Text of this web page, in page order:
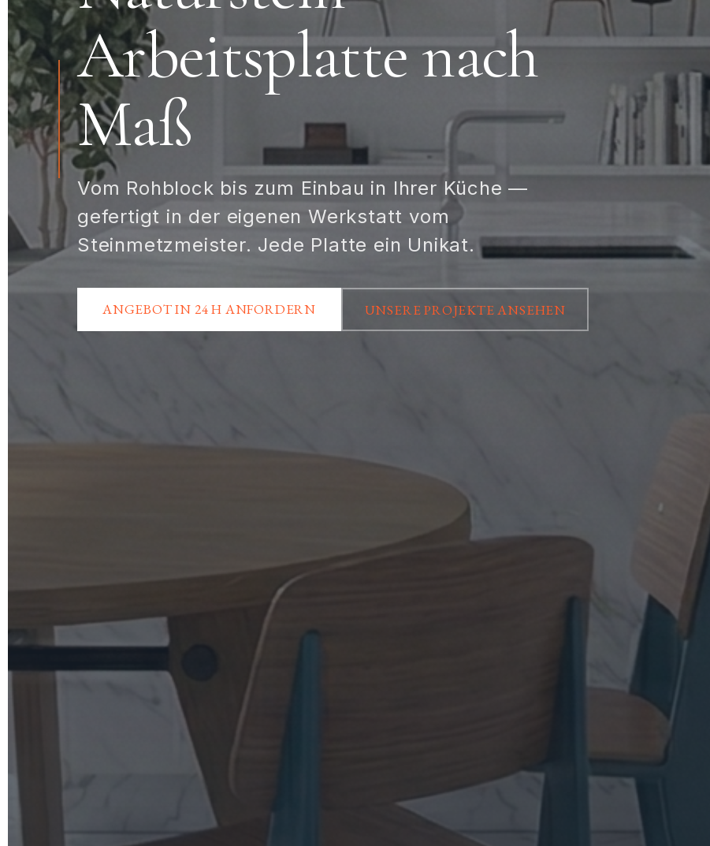
Arbeitsplatte nach
Maß
Vom Rohblock bis zum Einbau in Ihrer Küche —
gefertigt in der eigenen Werkstatt vom
Steinmetzmeister. Jede Platte ein Unikat.
ANGEBOT IN 24 H ANFORDERN UNSERE PROJEKTE ANSEHEN